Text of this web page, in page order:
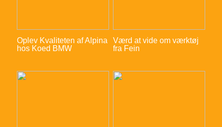
Oplev Kvaliteten af Alpina
hos Koed BMW
Værd at vide om værktøj
fra Fein